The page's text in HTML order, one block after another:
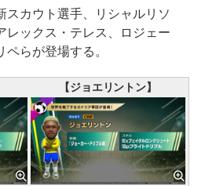
カウト選手、リシャルリソ
レックス・テレス、ロジェー
らが登場する。
【ジョエリントン】